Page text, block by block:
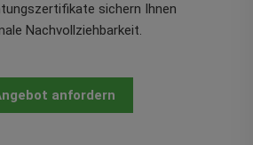
sichern Ihnen
Nachvollziehbarkeit.
anfordern